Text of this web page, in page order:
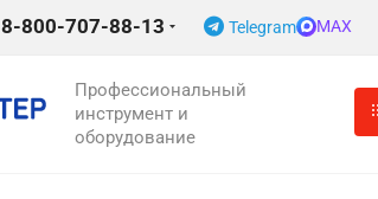
8-800-707-88-13 Telegram MAX
Профессиональный
инструмент и
оборудование